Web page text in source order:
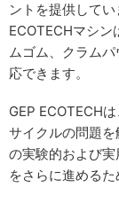
ントを提供して
ECOTECHマシン
ムゴム、クラム
応できます。
GEP ECOTECH
サイクルの問題
の実験的および
をさらに進めるた